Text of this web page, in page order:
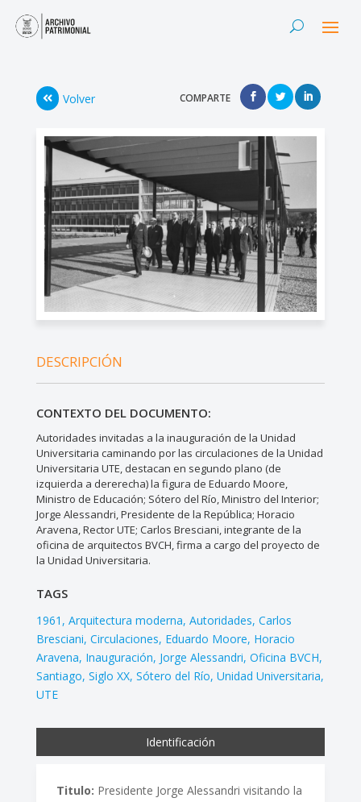
Volver COMPARTE
DESCRIPCIÓN
CONTEXTO DEL DOCUMENTO:
Autoridades invitadas a la inauguración de la Unidad
Universitaria caminando por las circulaciones de la Unidad
Universitaria UTE, destacan en segundo plano (de
izquierda a dererecha) la figura de Eduardo Moore,
Ministro de Educación; Sótero del Río, Ministro del Interior;
Jorge Alessandri, Presidente de la República; Horacio
Aravena, Rector UTE; Carlos Bresciani, integrante de la
oficina de arquitectos BVCH, firma a cargo del proyecto de
la Unidad Universitaria.
TAGS
1961 Arquitectura moderna Autoridades Carlos
Bresciani Circulaciones Eduardo Moore Horacio
Aravena Inauguración Jorge Alessandri Oficina BVCH
Santiago Siglo XX Sótero del Río Unidad Universitaria
UTE
Identificación
Titulo: Presidente Jorge Alessandri visitando la